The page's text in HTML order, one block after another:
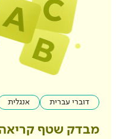
דוברי עברית אנגלית
מבדק שטף קריאה